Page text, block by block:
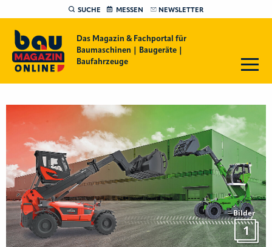
SUCHE MESSEN NEWSLETTER
Das Magazin & Fachportal für
Baumaschinen | Baugeräte |
Baufahrzeuge
Bilder
1